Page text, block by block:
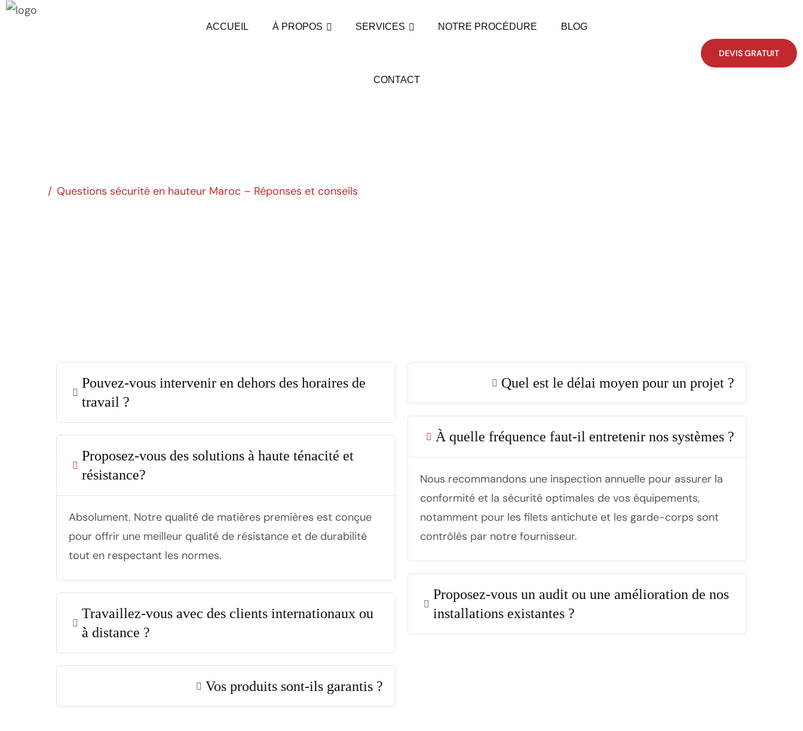
ACCUEIL À PROPOS SERVICES NOTRE PROCÉDURE BLOG
CONTACT
DEVIS GRATUIT
/ Questions sécurité en hauteur Maroc – Réponses et conseils
Pouvez-vous intervenir en dehors des horaires de
travail ?
Proposez-vous des solutions à haute ténacité et
résistance?
Absolument. Notre qualité de matières premières est conçue
pour offrir une meilleur qualité de résistance et de durabilité
tout en respectant les normes.
Travaillez-vous avec des clients internationaux ou
à distance ?
Vos produits sont-ils garantis ?
Quel est le délai moyen pour un projet ?
À quelle fréquence faut-il entretenir nos systèmes ?
Nous recommandons une inspection annuelle pour assurer la
conformité et la sécurité optimales de vos équipements,
notamment pour les filets antichute et les garde-corps sont
contrôlés par notre fournisseur.
Proposez-vous un audit ou une amélioration de nos
installations existantes ?